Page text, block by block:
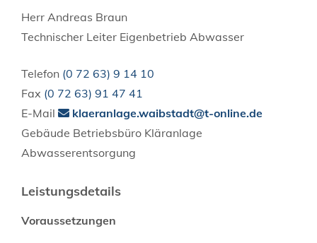
Herr Andreas Braun
Technischer Leiter Eigenbetrieb Abwasser
Telefon (0 72 63) 9 14 10
Fax (0 72 63) 91 47 41
E-Mail
klaeranlage.waibstadt@t-online.de
Gebäude Betriebsbüro Kläranlage
Abwasserentsorgung
Leistungsdetails
Voraussetzungen